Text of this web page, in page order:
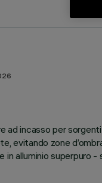
ad incasso per
evitando zone
alluminio superpuro